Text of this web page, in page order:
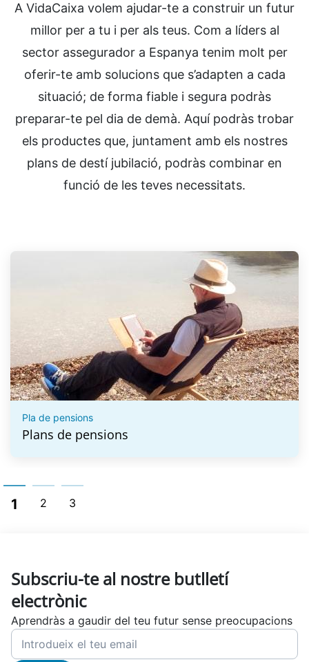
A VidaCaixa volem ajudar-te a construir un futur
millor per a tu i per als teus. Com a líders al
sector assegurador a Espanya tenim molt per
oferir-te amb solucions que s’adapten a cada
situació; de forma fiable i segura podràs
preparar-te pel dia de demà. Aquí podràs trobar
els productes que, juntament amb els nostres
plans de destí jubilació, podràs combinar en
funció de les teves necessitats.
Pla de pensions
Plans de pensions
1 2 3
Subscriu-te al nostre butlletí
electrònic
Aprendràs a gaudir del teu futur sense preocupacions